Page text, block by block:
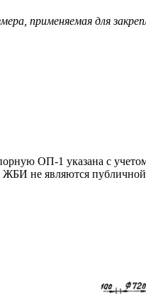
применяемая для
ОП-1 указана с
не являются публичной